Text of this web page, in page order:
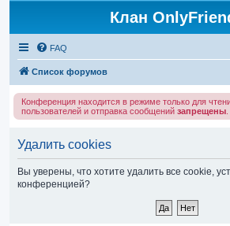
Клан
FAQ
Список форумов
Конференция находится в режиме только для
пользователей и отправка сообщений запрещены
Удалить cookies
Вы уверены, что хотите удалить все cookie,
конференцией?